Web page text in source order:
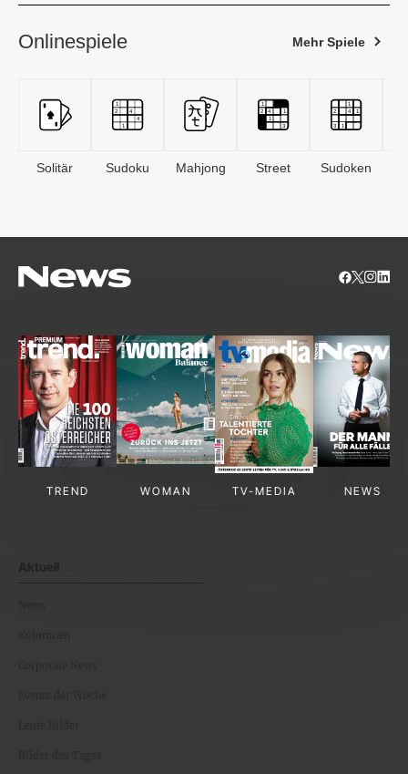
Onlinespiele Mehr Spiele
Solitär Sudoku Mahjong Street Sudoken
TREND WOMAN TV-MEDIA NEWS